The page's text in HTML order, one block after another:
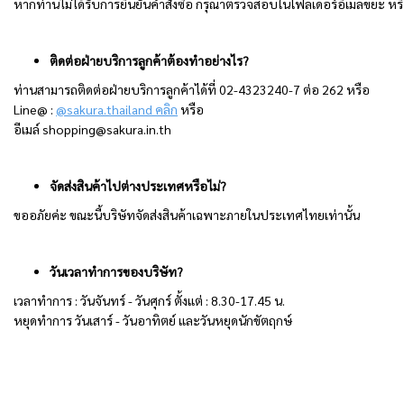
หากท่านไม่ได้รับการยืนยันคำสั่งซื้อ กรุณาตรวจสอบในโฟลเดอร์อีเมลขยะ
ติดต่อฝ่ายบริการลูกค้าต้องทำอย่างไร?
ท่านสามารถติดต่อฝ่ายบริการลูกค้าได้ที่ 02-4323240-7 ต่อ 262 หรือ
Line@ : @sakura.thailand คลิก หรือ
อีเมล์shopping@sakura.in.th
จัดส่งสินค้าไปต่างประเทศหรือไม่?
ขออภัยค่ะ ขณะนี้บริษัทจัดส่งสินค้าเฉพาะภายในประเทศไทยเท่านั้น
วันเวลาทำการของบริษัท?
เวลาทำการ : วันจันทร์ - วันศุกร์ ตั้งแต่ : 8.30-17.45 น.
หยุดทำการ วันเสาร์ - วันอาทิตย์ และวันหยุดนักขัตฤกษ์